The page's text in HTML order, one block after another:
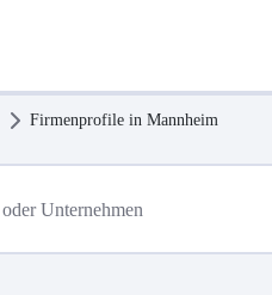
Firmenprofile in Mannheim